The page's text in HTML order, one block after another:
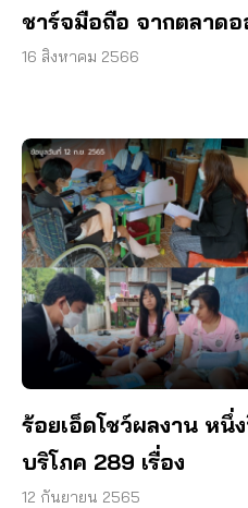
ชาร์จมือถือ จากตลาด
16 สิงหาคม 2566
ร้อยเอ็ดโชว์ผลงาน หนึ่
บริโภค 289 เรื่อง
12 กันยายน 2565